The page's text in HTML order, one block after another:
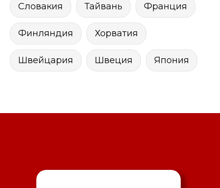
Словакия Тайвань Франция
Финляндия Хорватия
Швейцария Швеция Япония